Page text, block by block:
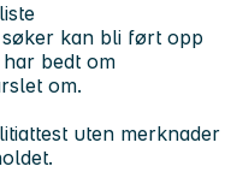
kan bli ført opp
bedt om
om.
uten merknader